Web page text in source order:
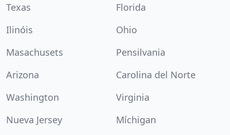
Texas
Florida
Ilinóis
Ohio
Masachusets
Pensilvania
Arizona
Carolina del Norte
Washington
Virginia
Nueva Jersey
Míchigan